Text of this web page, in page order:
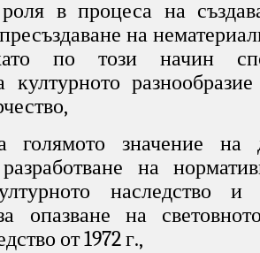
в процеса на
на
по този начин
културното
голямото значение на
на
наследство и
опазване на
от 1972 г.,